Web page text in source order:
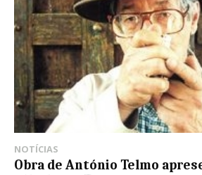
NOTÍCIAS
Obra de António Telmo